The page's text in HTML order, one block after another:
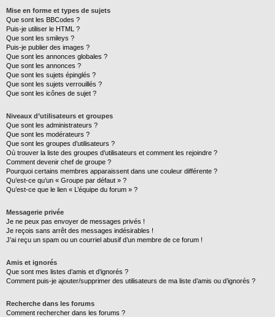
Mise en forme et types de sujets
Que sont les BBCodes ?
Puis-je utiliser le HTML ?
Que sont les smileys ?
Puis-je publier des images ?
Que sont les annonces globales ?
Que sont les annonces ?
Que sont les sujets épinglés ?
Que sont les sujets verrouillés ?
Que sont les icônes de sujet ?
Niveaux d’utilisateurs et groupes
Que sont les administrateurs ?
Que sont les modérateurs ?
Que sont les groupes d’utilisateurs ?
Où trouver la liste des groupes d’utilisateurs et comment les rejoindre ?
Comment devenir chef de groupe ?
Pourquoi certains membres apparaissent dans une couleur différente ?
Qu’est-ce qu’un « Groupe par défaut » ?
Qu’est-ce que le lien « L’équipe du forum » ?
Messagerie privée
Je ne peux pas envoyer de messages privés !
Je reçois sans arrêt des messages indésirables !
J’ai reçu un spam ou un courriel abusif d’un membre de ce forum !
Amis et ignorés
Que sont mes listes d’amis et d’ignorés ?
Comment puis-je ajouter/supprimer des utilisateurs de ma liste d’amis ou d’ignorés ?
Recherche dans les forums
Comment rechercher dans les forums ?